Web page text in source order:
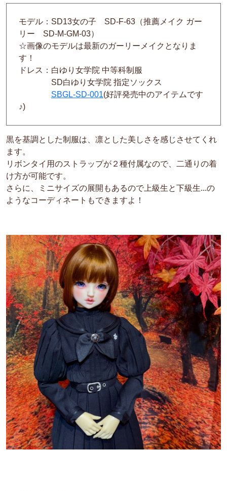
モデル：SD13女の子 SD-F-63（推薦メイク ガー
リー SD-M-GM-03）
☆画像のモデルは最新のガーリーメイクとなりま
す！
ドレス：白ゆり女学院 中等科制服
SD白ゆり女学院 指定ソックス
SBGL-SD-001(好評発売中のアイテムです
♪)
黒を基調とした制服は、凛とした美しさを感じさせてくれ
ます。
リボンタイ用のストラップが２種付属なので、二通りの着
け方が可能です。
さらに、ミニサイズの展開もあるので上級生と下級生...の
ようなコーディネートもできますよ！